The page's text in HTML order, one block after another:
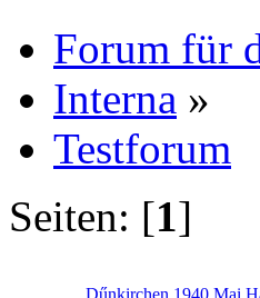
Forum für
Interna »
Testforum
Seiten: [1]
Dűnkirchen 1940 Mai